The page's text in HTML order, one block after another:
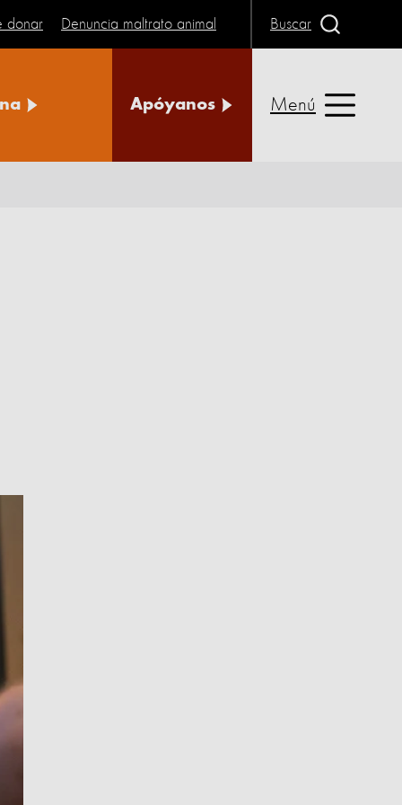
donar Denuncia maltrato animal Buscar
Apóyanos Menú